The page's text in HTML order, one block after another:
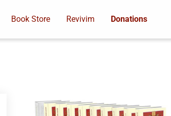
Book Store Revivim Donations